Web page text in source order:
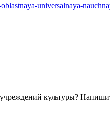
universalnaya-
культуры?